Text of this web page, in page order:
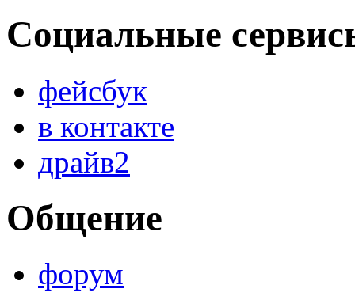
Социальные
фейсбук
в контакте
драйв2
Общение
форум